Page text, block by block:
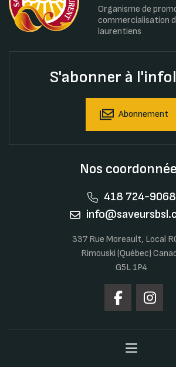
Organisme de
commercialisation
laurentiens
S'abonner à
Abonnement
Nos
418 724-9068
337 Rue Moreault, Local
Rimouski (Québec)
G5L 1P4